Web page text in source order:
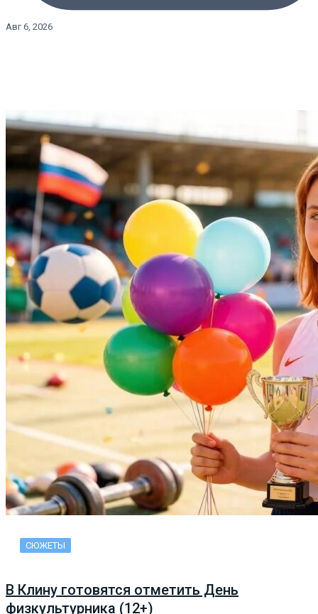
Авг 6, 2026
СЮЖЕТЫ
В Клину готовятся отметить День
физкультурника (12+)